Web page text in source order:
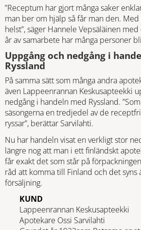
”Receptum har gjort många saker
man ber om hjälp så får man den. Med
helst”, säger Hannele Vepsäläinen
år av samarbete har många personer
Uppgång och nedgång i
Ryssland
På samma sätt som många andra
även Lappeenrannan Keskusapteekki
nedgång i handeln med Ryssland.
säsongerna en tredjedel av de
ryssar”, berättar Sarvilahti.
Nu har handeln visat en verkligt stor
längre nog att man i ett finländskt
får exakt det som står på
råd att komma till Finland och det syns
försäljning.
KUND
Lappeenrannan Keskusapteekki
Apotekare Ossi Sarvilahti